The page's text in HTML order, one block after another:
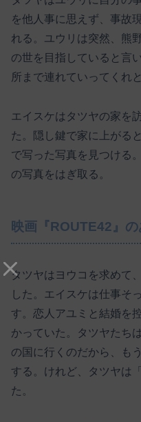
を他人事に思えず、事故
れる。ユウリは突然、熊
の世を目指していると言
所まで連れていってくれ
エイスケはタツヤの家を
た。隠し鍵で家に上がる
で写った写真を見つける
の写真をはぎ取る。
映画『ROUTE42』の
タツヤはヨウコを求めて
した。エイスケは仕事そ
す。恋人アユミと結婚を
かっていた。タツヤたち
の国に行くのだから、も
する。けれど、タツヤは
た。